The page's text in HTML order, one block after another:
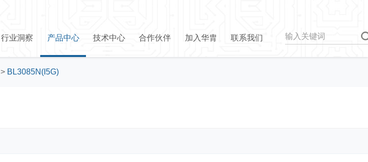
行业洞察 产品中心 技术中心 合作伙伴 加入华胄 联系我们
> BL3085N(I5G)